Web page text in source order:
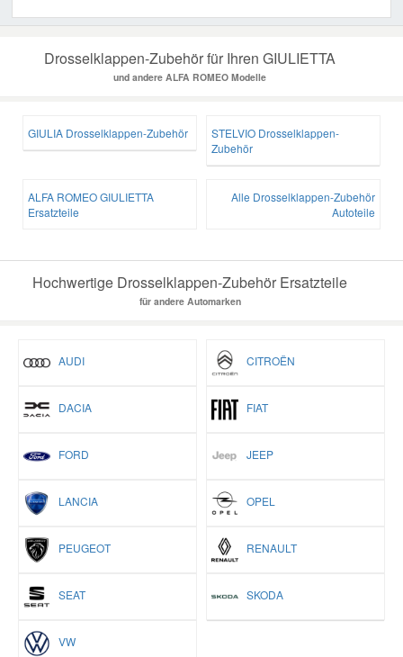
Drosselklappen-Zubehör für Ihren GIULIETTA
und andere ALFA ROMEO Modelle
GIULIA Drosselklappen-Zubehör
STELVIO Drosselklappen-
Zubehör
ALFA ROMEO GIULIETTA
Ersatzteile
Alle Drosselklappen-Zubehör
Autoteile
Hochwertige Drosselklappen-Zubehör Ersatzteile
für andere Automarken
AUDI CITROËN
DACIA FIAT
FORD JEEP
LANCIA OPEL
PEUGEOT RENAULT
SEAT SKODA
VW